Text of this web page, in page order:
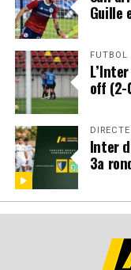
Guille
FUTBOL
off (2-
DIRECTE
Inter
3a